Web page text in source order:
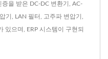
을 받은 DC-DC 변환기, AC-
기, LAN 필터, 고주파 변압기,
있으며, ERP 시스템이 구현되